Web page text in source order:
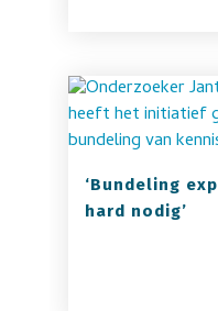
‘Bundeling
hard nodig’